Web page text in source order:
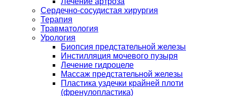
Сердечно-сосудистая хирургия
Терапия
Травматология
Урология
Биопсия предстательной железы
Инстилляция мочевого пузыря
Лечение гидроцеле
Массаж предстательной железы
Пластика уздечки крайней плоти
(френулопластика)